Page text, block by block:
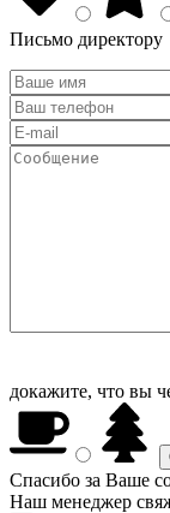
Письмо директору
докажите, что вы
Спасибо за Ваше
Наш менеджер